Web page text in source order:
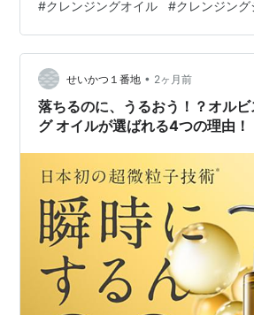
#クレンジングオイル #クレンジング
せいかつ１番地 • 2ヶ月前
落ちるのに、うるおう！？オル
グ オイルが選ばれる4つの理由！